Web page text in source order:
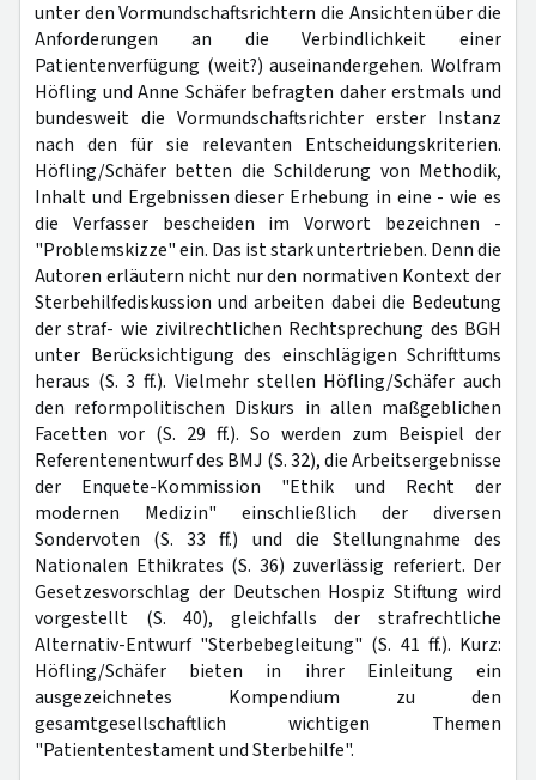
unter den Vormundschaftsrichtern die Ansichten über die
Anforderungen an die Verbindlichkeit einer
Patientenverfügung (weit?) auseinandergehen. Wolfram
Höfling und Anne Schäfer befragten daher erstmals und
bundesweit die Vormundschaftsrichter erster Instanz
nach den für sie relevanten Entscheidungskriterien.
Höfling/Schäfer betten die Schilderung von Methodik,
Inhalt und Ergebnissen dieser Erhebung in eine - wie es
die Verfasser bescheiden im Vorwort bezeichnen -
"Problemskizze" ein. Das ist stark untertrieben. Denn die
Autoren erläutern nicht nur den normativen Kontext der
Sterbehilfediskussion und arbeiten dabei die Bedeutung
der straf- wie zivilrechtlichen Rechtsprechung des BGH
unter Berücksichtigung des einschlägigen Schrifttums
heraus (S. 3 ff.). Vielmehr stellen Höfling/Schäfer auch
den reformpolitischen Diskurs in allen maßgeblichen
Facetten vor (S. 29 ff.). So werden zum Beispiel der
Referentenentwurf des BMJ (S. 32), die Arbeitsergebnisse
der Enquete-Kommission "Ethik und Recht der
modernen Medizin" einschließlich der diversen
Sondervoten (S. 33 ff.) und die Stellungnahme des
Nationalen Ethikrates (S. 36) zuverlässig referiert. Der
Gesetzesvorschlag der Deutschen Hospiz Stiftung wird
vorgestellt (S. 40), gleichfalls der strafrechtliche
Alternativ-Entwurf "Sterbebegleitung" (S. 41 ff.). Kurz:
Höfling/Schäfer bieten in ihrer Einleitung ein
ausgezeichnetes Kompendium zu den
gesamtgesellschaftlich wichtigen Themen
"Patiententestament und Sterbehilfe".